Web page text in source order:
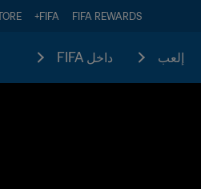
FIFA REWARDS
FIFA+
إلعب داخل FIFA